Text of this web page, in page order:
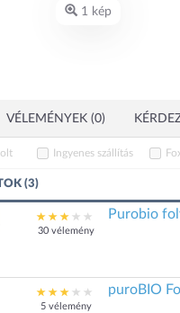
1 kép
VÉLEMÉNYEK (0)
Ingyenes szállítás
(3)
30 vélemény
Purobio
5 vélemény
puroBIO